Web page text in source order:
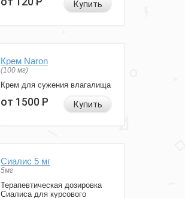
Купить
Крем Naron
(100 мг)
Крем для сужения влагалища
от 1500Р Купить
Сиалис 5 мг
5мг
Терапевтическая дозировка
Сиалиса для курсового